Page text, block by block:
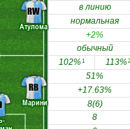
Марини
Атулома
RB
RW в линию
нормальная
+2%
обычный
102%1 113%2
51%
+17.63%
8(6)
8